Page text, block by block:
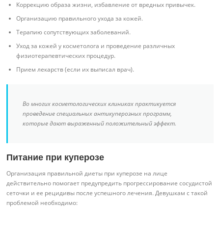
Коррекцию образа жизни, избавление от вредных привычек.
Организацию правильного ухода за кожей.
Терапию сопутствующих заболеваний.
Уход за кожей у косметолога и проведение различных
физиотерапевтических процедур.
Прием лекарств (если их выписал врач).
Во многих косметологических клиниках практикуется
проведение специальных антикуперозных программ,
которые дают выраженный положительный эффект.
Питание при куперозе
Организация правильной диеты при куперозе на лице
действительно помогает предупредить прогрессирование сосудистой
сеточки и ее рецидивы после успешного лечения. Девушкам с такой
проблемой необходимо: